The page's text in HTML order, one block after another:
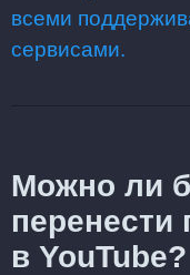
всеми
сервисами.
Можно ли
перенести
в YouTube?